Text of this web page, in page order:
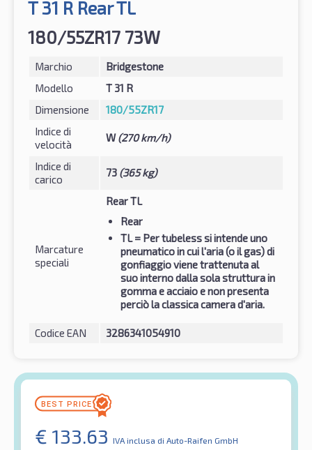
T 31 R Rear TL
180/55ZR17 73W
Marchio
Bridgestone
Modello
T 31 R
Dimensione
180/55ZR17
Indice di
velocità
W(270 km/h)
Indice di
carico
73 (365 kg)
Marcature
speciali
Rear TL
Rear
TL= Per tubeless si intende uno
pneumatico in cui l'aria (o il gas) di
gonfiaggio viene trattenuta al
suo interno dalla sola struttura in
gomma e acciaio e non presenta
perciò la classica camera d'aria.
Codice EAN 3286341054910
€ 133.63 IVA inclusa di Auto-Raifen GmbH